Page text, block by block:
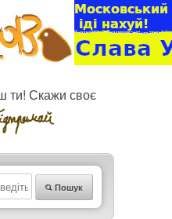
ти! Скажи своє
Пошук